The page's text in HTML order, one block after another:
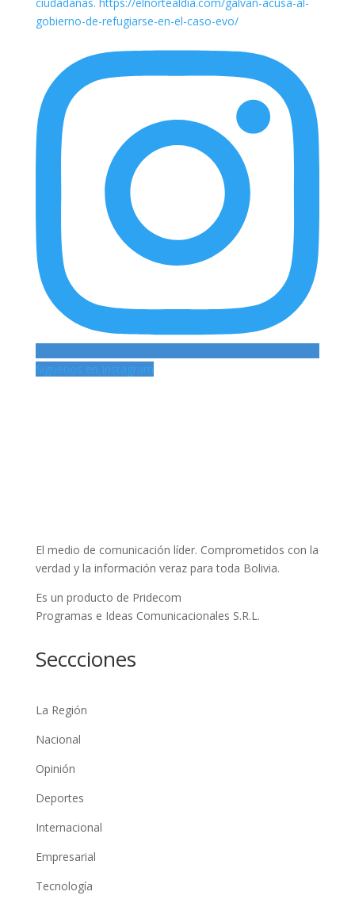
Siguenos en Instagram
El medio de comunicación líder. Comprometidos con la
verdad y la información veraz para toda Bolivia.
Es un producto de Pridecom
Programas e Ideas Comunicacionales S.R.L.
Seccciones
La Región
Nacional
Opinión
Deportes
Internacional
Empresarial
Tecnología